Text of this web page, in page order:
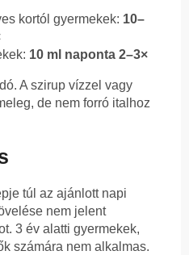
kortól gyermekek: 10–
10 ml naponta 2–3×
A szirup vízzel vagy
de nem forró italhoz
túl az ajánlott napi
nem jelent
3 év alatti gyermekek,
számára nem alkalmas.